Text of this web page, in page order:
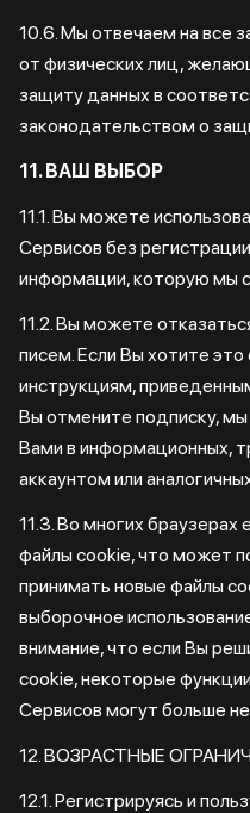
10.6. Мы отвечаем на все
от физических лиц,
защиту данных в
законодательством о
11. ВАШ ВЫБОР
11.1. Вы можете
Сервисов без
информации, которую мы
11.2. Вы можете
писем. Если Вы хотите
инструкциям,
Вы отмените подписку,
Вами в информационных,
аккаунтом или
11.3. Во многих
файлы cookie, что может
принимать новые файлы
выборочное
внимание, что если Вы
cookie, некоторые
Сервисов могут больше
12. ВОЗРАСТНЫЕ
12.1. Регистрируясь и